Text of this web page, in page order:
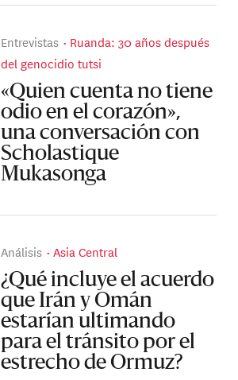
Entrevistas
Ruanda: 30 años después
del genocidio tutsi
«Quien cuenta no tiene
odio en el corazón»,
una conversación con
Scholastique
Mukasonga
Análisis Asia Central
¿Qué incluye el acuerdo
que Irán y Omán
estarían ultimando
para el tránsito por el
estrecho de Ormuz?